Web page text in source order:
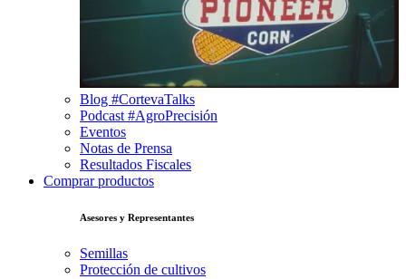
Blog #CortevaTalks
Podcast #AgroPrecisión
Eventos
Notas de Prensa
Resultados Fiscales
Comprar productos
Asesores y Representantes
Semillas
Protección de cultivos